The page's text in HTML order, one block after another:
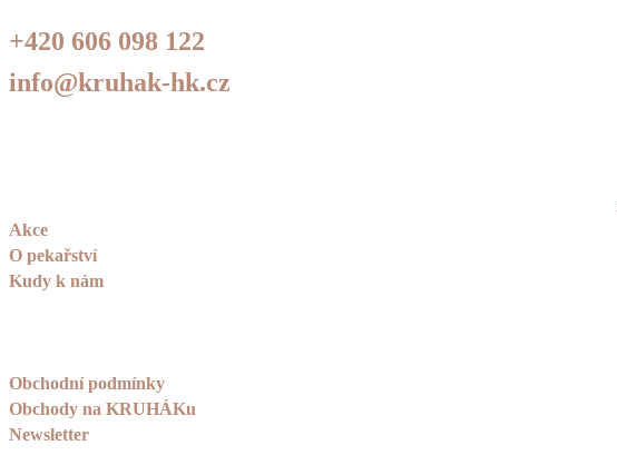
+420 606 098 122
info@kruhak-hk.cz
Akce
O pekařství
Kudy k nám
Obchodní podmínky
Obchody na KRUHÁKu
Newsletter